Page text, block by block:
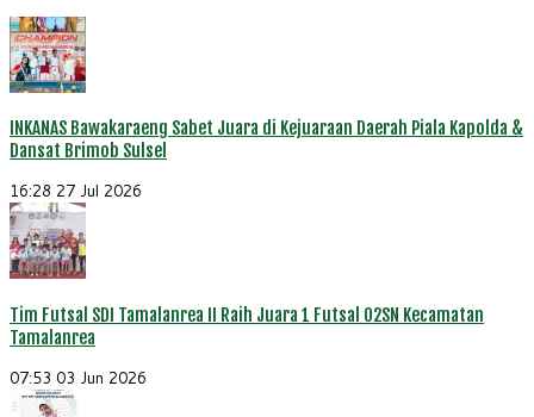
INKANAS Bawakaraeng Sabet Juara di Kejuaraan Daerah Piala Kapolda &
Dansat Brimob Sulsel
16:28 27 Jul 2026
Tim Futsal SDI Tamalanrea II Raih Juara 1 Futsal O2SN Kecamatan
Tamalanrea
07:53 03 Jun 2026